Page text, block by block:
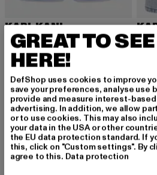
KARL KANI
Small Signature Mesh
18,99 EUR
Derzeitiger Preis: 18,99 EUR
24,99 EUR Aktionspreis: 24,99
MELDE
INSPIRIERT
GREAT TO
HERE!
DefShop uses cookies to improve
save your preferences, analyse use
provide and measure interest-
advertising. In addition, we allow
or to use cookies. This may also
your data in the USA or other
the EU data protection standard. If
this, click on "Custom settings". By
agree to this. Data protection